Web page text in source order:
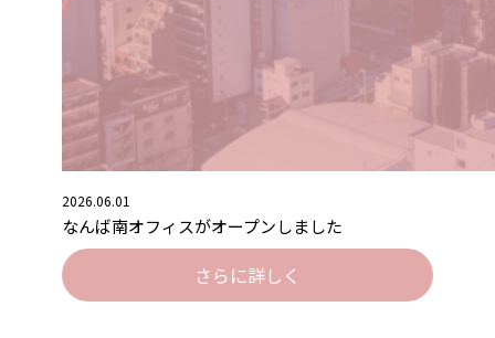
2026.06.01
なんば南オフィスがオープンしました
さらに詳しく